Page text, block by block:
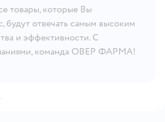
товары, которые Вы
будут отвечать самым высоким
и эффективности. С
команда ОВЕР ФАРМА!